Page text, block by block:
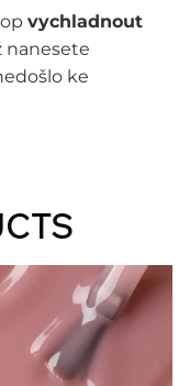
vychladnout
nanesete
ke